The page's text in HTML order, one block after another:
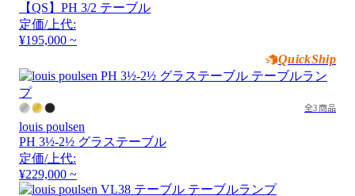
【QS】PH 3/2 テーブル
定価/上代:
¥195,000 ~
QuickShip
全3商品
louis poulsen
PH 3½-2½ グラステーブル
定価/上代:
¥229,000 ~